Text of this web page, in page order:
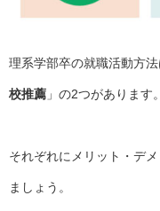
理系学部卒の就職活動方
校推薦 」の2つがあります。
それぞれにメリット・デ
ましょう。